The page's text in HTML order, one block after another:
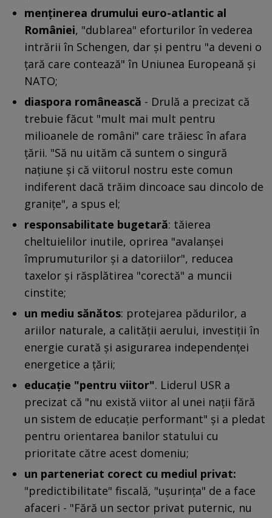
menţinerea drumului euro-atlantic al
României, "dublarea" eforturilor în vederea
intrării în Schengen, dar şi pentru "a deveni o
ţară care contează" în Uniunea Europeană şi
NATO;
diaspora românească - Drulă a precizat că
trebuie făcut "mult mai mult pentru
milioanele de români" care trăiesc în afara
ţării. "Să nu uităm că suntem o singură
naţiune şi că viitorul nostru este comun
indiferent dacă trăim dincoace sau dincolo de
graniţe", a spus el;
responsabilitate bugetară: tăierea
cheltuielilor inutile, oprirea "avalanşei
împrumuturilor şi a datoriilor", reducea
taxelor şi răsplătirea "corectă" a muncii
cinstite;
un mediu sănătos: protejarea pădurilor, a
ariilor naturale, a calităţii aerului, investiţii în
energie curată şi asigurarea independenţei
energetice a ţării;
educaţie "pentru viitor". Liderul USR a
precizat că "nu există viitor al unei naţii fără
un sistem de educaţie performant" şi a pledat
pentru orientarea banilor statului cu
prioritate către acest domeniu;
un parteneriat corect cu mediul privat:
"predictibilitate" fiscală, "uşurinţa" de a face
afaceri - "Fără un sector privat puternic, nu